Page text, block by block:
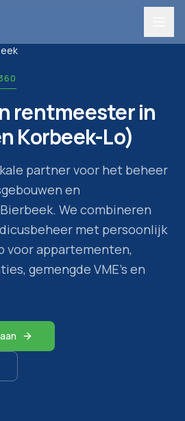
rentmeester in
Korbeek-Lo)
partner voor het beheer
en
Bierbeek. We combineren
met persoonlijk
voor appartementen,
gemengde VME's en